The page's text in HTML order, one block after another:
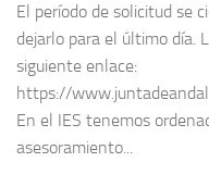
El período de solicitud se
dejarlo para el último día.
siguiente enlace:
https://
En el IES tenemos
asesoramiento...